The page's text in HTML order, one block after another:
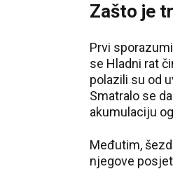
Zašto je
Prvi
se Hladni rat
polazili su od
Smatralo se
akumulaciju
Međutim,
njegove